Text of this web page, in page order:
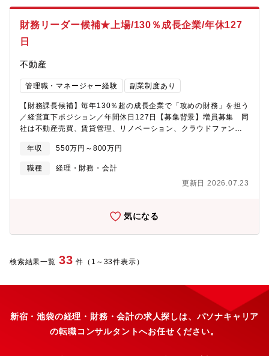
す。★当社が属するダナハーグループは米国ナスダック上場、
キャリアパスも豊富に用意されており、充実した社内環境がござ
います。★リモートワーク週2~3回、残業10時間前後と働きやす
用して柔軟なキャリア形成が叶う環境です。【組織構成】・シニ
ングメイン、決算～税務周りをメインで担当）：1名※今回はコン
英語の使用頻度は、日本語：英語＝6：4程度を想定しています。
英語での会話が全くできない方よりは、日常会話レベルの英語力
をお持ちの方を歓迎します。【働き方】・リモートワーク：週2~3
パス】・入社後は、経理・財務領域の実務を担いながら、将来的
にはより上位のコントローラー（マネジメントポジション）を目
て、別職種への挑戦など柔軟なキャリアパス形成が可能です。
財務リーダー候補★上場/130％成長企業/年休127
日
不動産
管理職・マネージャー経験 副業制度あり
【財務課長候補】毎年130％超の成長企業で「攻めの財務」を担う
／経営直下ポジション／年間休日127日【募集背景】増員募集 同
社は不動産売買、賃貸管理、リノベーション、クラウドファンデ
在、開示している中期経営計画に基づき、さらなる非連続的な成
長を目指しています。売上高1,000億円規模からさらにその先へ進
むためには、単なる管理部門としての財務ではなく、「財務面か
ら会社の成長をリードする」より強固な体制が必要です。 事業拡
ジションの特徴】経営層と距離が近く、役員と日常的にやり取り
ールする財務課長候補としてご活躍いただきます。～具体的な業
務～・金融機関の新規開拓・折衝（最重要ミッション）・ファイ
理、資金調達計画策定・経営会議・取締役会資料作成／プレゼン
【組織構成】経理部 経理課 全体４名ー 専門役１名(50代)／主任
１名(30代)／担当者３名(20代)【魅力ポイント】・経営に最も近
い財務ポジション：役員と日常的にやり取りしながら意思決定を
支える稀有な環境・5年で売上2.3倍／上場企業の急成長ステージ
年収 550万円～800万円
職種
経理・財務・会計
更新日 2026.07.23
気になる
検索結果一覧 33 件（1～33件表示）
新宿・池袋の経理・財務・会計の求人探しは、パソナキャリア
の転職コンサルタントへお任せください。